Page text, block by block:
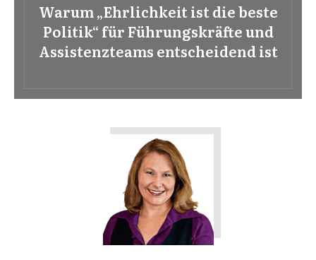
Warum „Ehrlichkeit ist die beste
Politik“ für Führungskräfte und
Assistenzteams entscheidend ist